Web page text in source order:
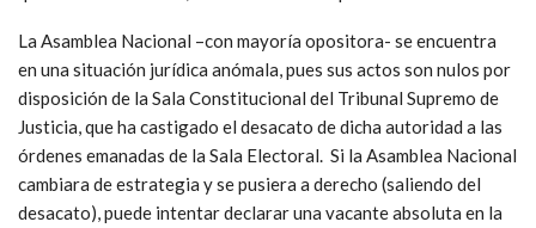
La Asamblea Nacional –con mayoría opositora- se encuentra
en una situación jurídica anómala, pues sus actos son nulos por
disposición de la Sala Constitucional del Tribunal Supremo de
Justicia, que ha castigado el desacato de dicha autoridad a las
órdenes emanadas de la Sala Electoral. Si la Asamblea Nacional
cambiara de estrategia y se pusiera a derecho (saliendo del
desacato), puede intentar declarar una vacante absoluta en la